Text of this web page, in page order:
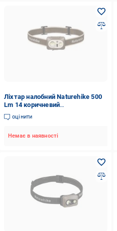
Ліхтар налобний Naturehike 500
Lm 14 коричневий
6976507665452
оцінити
Немає в наявності